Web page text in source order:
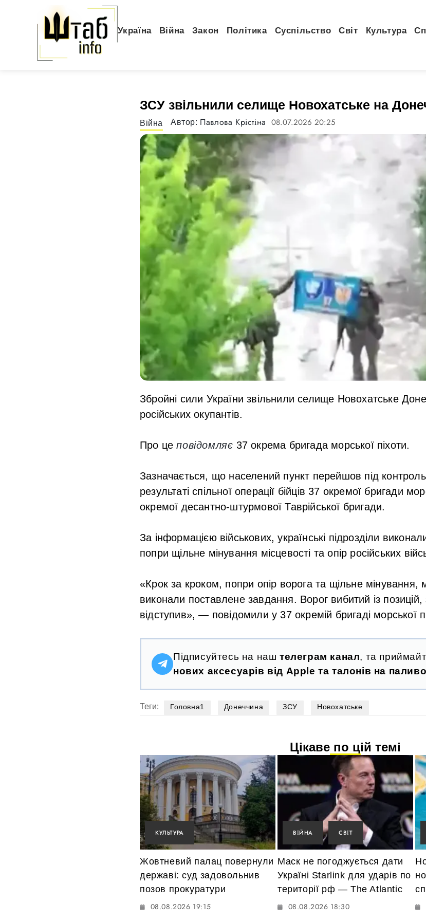
Україна Війна Закон Політика Суспільство Світ Культура
ЗСУ звільнили селище Новохатське на
Війна Автор: Павлова Крістіна 08.07.2026 20:25
Збройні сили України звільнили селище Новохатське
російських окупантів.
Про цеповідомляє 37 окрема бригада морської піхоти.
Зазначається, що населений пункт перейшов під контроль
результаті спільної операції бійців 37 окремої бригади
окремої десантно-штурмової Таврійської бригади.
За інформацією військових, українські підрозділи
попри щільне мінування місцевості та опір російських
«Крок за кроком, попри опір ворога та щільне мінування,
виконали поставлене завдання. Ворог вибитий із позицій,
відступив», — повідомили у 37 окремій бригаді морської
Підписуйтесь на наш телеграм канал, та
нових аксесуарів від Apple та талонів на
Теги: Головна1 Донеччина ЗСУ Новохатське
Цікаве по цій темі
КУЛЬТУРА
Жовтневий палац повернули
державі: суд задовольнив
позов прокуратури
08.08.2026 19:15
ВІЙНА СВІТ
Маск не погоджується дати
Україні Starlink для ударів по
території рф — The Atlantic
08.08.2026 18:30